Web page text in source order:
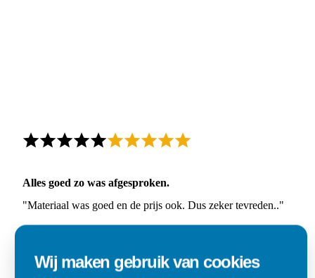
Alles goed zo was afgesproken.
"Materiaal was goed en de prijs ook. Dus zeker tevreden.."
Den Dungen
Wij maken gebruik van cookies